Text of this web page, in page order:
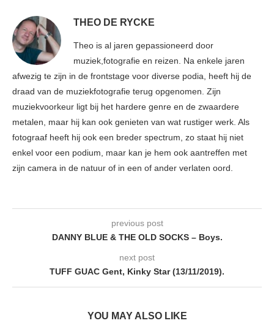
THEO DE RYCKE
Theo is al jaren gepassioneerd door
muziek,fotografie en reizen. Na enkele jaren
afwezig te zijn in de frontstage voor diverse podia, heeft hij de
draad van de muziekfotografie terug opgenomen. Zijn
muziekvoorkeur ligt bij het hardere genre en de zwaardere
metalen, maar hij kan ook genieten van wat rustiger werk. Als
fotograaf heeft hij ook een breder spectrum, zo staat hij niet
enkel voor een podium, maar kan je hem ook aantreffen met
zijn camera in de natuur of in een of ander verlaten oord.
previous post
DANNY BLUE & THE OLD SOCKS – Boys.
next post
TUFF GUAC Gent, Kinky Star (13/11/2019).
YOU MAY ALSO LIKE